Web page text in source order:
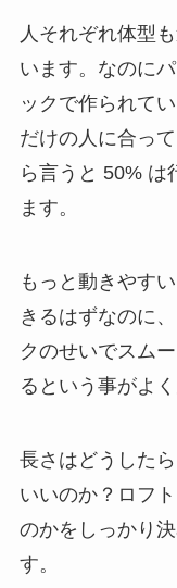
人それぞれ体型
います。なのに
ックで作られて
だけの人に合っ
ら言うと 50% は
ます。
もっと動きやす
きるはずなのに
クのせいでスム
るという事がよ
長さはどうした
いいのか？ロフ
のかをしっかり
す。